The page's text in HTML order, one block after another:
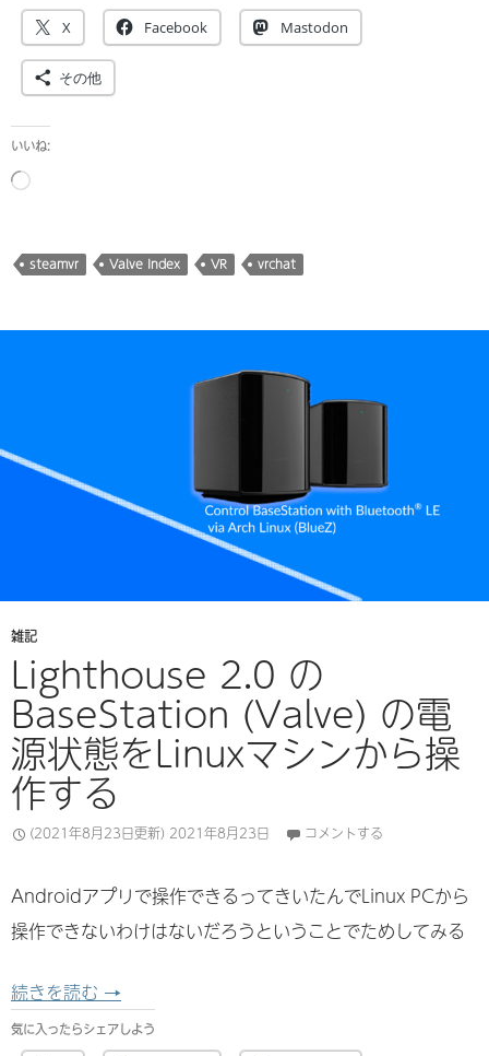
X Facebook Mastodon
その他
いいね:
読
み
steamvr Valve Index VR vrchat
雑記
Lighthouse 2.0 の
BaseStation (Valve) の電
源状態をLinuxマシンから操
作する
(2021年8月23日更新) 2021年8月23日 コメントする
Androidアプリで操作できるってきいたんでLinux PCから
操作できないわけはないだろうということでためしてみる
続きを読む Lighthouse 2.0 の BaseStation (Valve) の電
→
気に入ったらシェアしよう